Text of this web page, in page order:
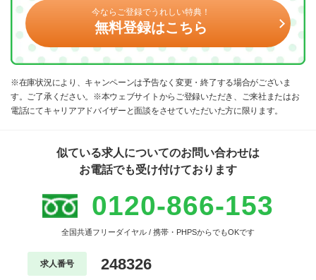
今ならご登録でうれしい特典！
無料登録はこちら
※在庫状況により、キャンペーンは予告なく変更・終了する場合がございま
す。ご了承ください。※本ウェブサイトからご登録いただき、ご来社またはお
電話にてキャリアアドバイザーと面談をさせていただいた方に限ります。
似ている求人についてのお問い合わせは
お電話でも受け付けております
0120-866-153
全国共通フリーダイヤル / 携帯・PHPSからでもOKです
求人番号 248326